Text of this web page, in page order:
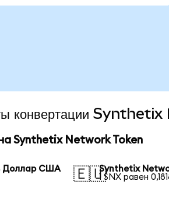
конвертации
Synthetix Network Token
Доллар США
🇪🇺Synthetix
1 SNX равен